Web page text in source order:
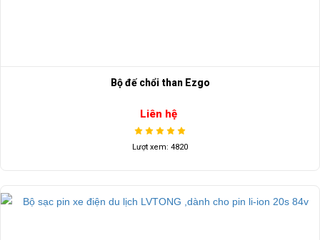
Bộ đế chổi than Ezgo
Liên hệ
Lượt xem: 4820